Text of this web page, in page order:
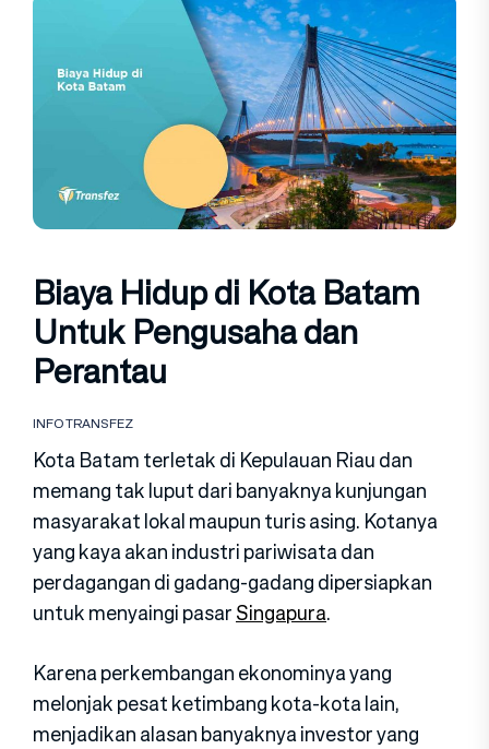
Biaya Hidup di Kota Batam
Untuk Pengusaha dan
Perantau
INFO TRANSFEZ
Kota Batam terletak di Kepulauan Riau dan
memang tak luput dari banyaknya kunjungan
masyarakat lokal maupun turis asing. Kotanya
yang kaya akan industri pariwisata dan
perdagangan di gadang-gadang dipersiapkan
untuk menyaingi pasarSingapura.
Karena perkembangan ekonominya yang
melonjak pesat ketimbang kota-kota lain,
menjadikan alasan banyaknya investor yang